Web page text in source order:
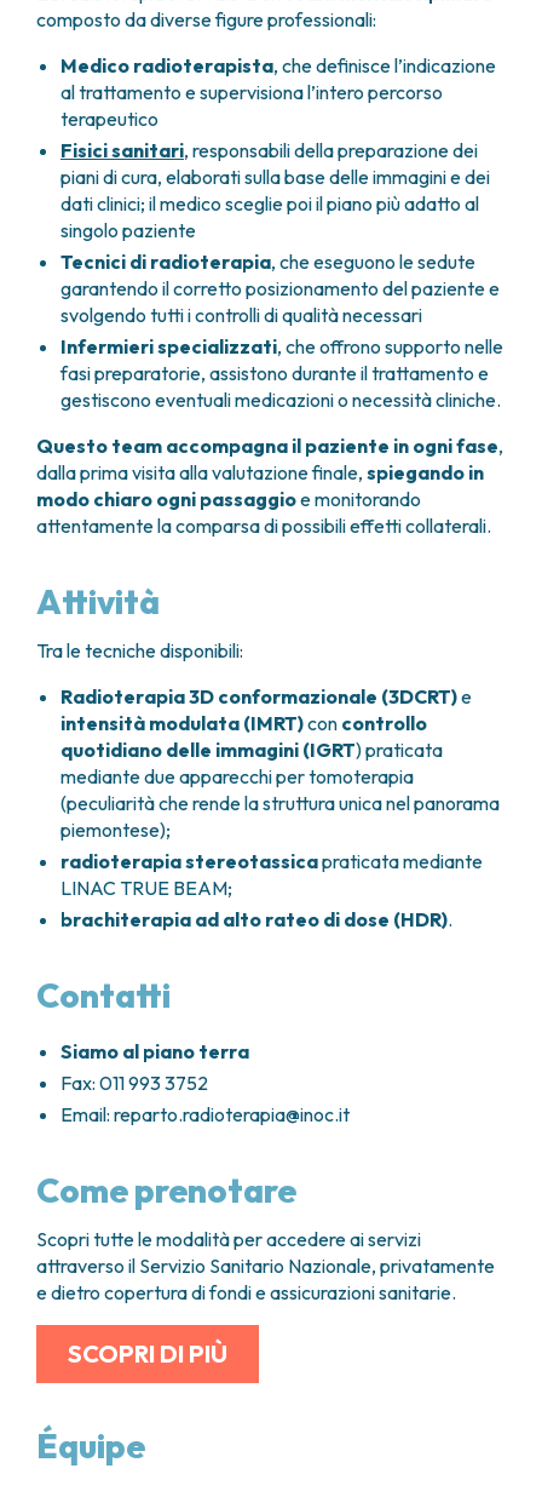
composto da diverse figure professionali:
Medico radioterapista, che definisce l’indicazione
al trattamento e supervisiona l’intero percorso
terapeutico
Fisici sanitari, responsabili della preparazione dei
piani di cura, elaborati sulla base delle immagini e dei
dati clinici; il medico sceglie poi il piano più adatto al
singolo paziente
Tecnici di radioterapia, che eseguono le sedute
garantendo il corretto posizionamento del paziente e
svolgendo tutti i controlli di qualità necessari
Infermieri specializzati, che offrono supporto nelle
fasi preparatorie, assistono durante il trattamento e
gestiscono eventuali medicazioni o necessità cliniche.
Questo team accompagna il paziente in ogni fase,
dalla prima visita alla valutazione finale, spiegando in
modo chiaro ogni passaggioe monitorando
attentamente la comparsa di possibili effetti collaterali.
Attività
Tra le tecniche disponibili:
Radioterapia 3D conformazionale (3DCRT)e
intensità modulata (IMRT)con controllo
quotidiano delle immagini (IGRT) praticata
mediante due apparecchi per tomoterapia
(peculiarità che rende la struttura unica nel panorama
piemontese);
radioterapia stereotassicapraticata mediante
LINAC TRUE BEAM;
brachiterapia ad alto rateo di dose (HDR).
Contatti
Siamo al piano terra
Fax: 011 993 3752
Email: reparto.radioterapia@inoc.it
Come prenotare
Scopri tutte le modalità per accedere ai servizi
attraverso il Servizio Sanitario Nazionale, privatamente
e dietro copertura di fondi e assicurazioni sanitarie.
SCOPRI DI PIÙ
Équipe